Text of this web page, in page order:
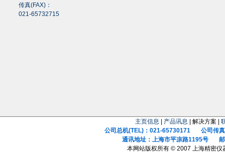
传真(FAX)：
021-65732715
主页信息 产品讯息 | 解决方案 |
公司总机(TEL)：021-65730171 公司传真
通讯地址：上海市平凉路1195号 邮
本网站版权所有 © 2007 上海精密仪